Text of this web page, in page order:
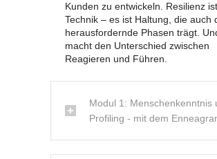
Kunden zu entwickeln. Resilienz
Technik – es ist Haltung, die auch
herausfordernde Phasen trägt.
macht den Unterschied zwischen
Reagieren und Führen.
Modul 1: Menschenkenntnis
Profiling - mit dem